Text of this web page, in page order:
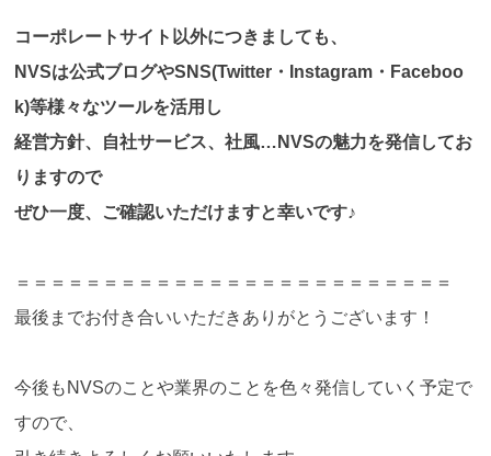
コーポレートサイト以外につきましても、
NVSは公式ブログやSNS(Twitter・Instagram・Faceboo
k)等様々なツールを活用し
経営方針、自社サービス、社風…NVSの魅力を発信してお
りますので
ぜひ一度、ご確認いただけますと幸いです♪
＝＝＝＝＝＝＝＝＝＝＝＝＝＝＝＝＝＝＝＝＝＝＝＝＝
最後までお付き合いいただきありがとうございます！
今後もNVSのことや業界のことを色々発信していく予定で
すので、